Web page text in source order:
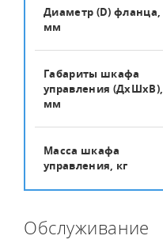
Диаметр (D) фланца,
мм
Габариты шкафа
управления (ДхШхВ),
мм
Масса шкафа
управления, кг
Обслуживание